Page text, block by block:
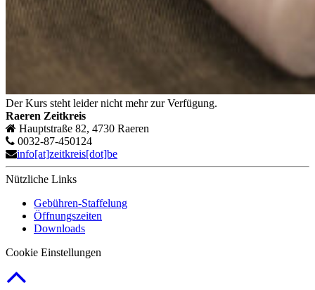
Der Kurs steht leider nicht mehr zur Verfügung.
Raeren Zeitkreis
Hauptstraße 82, 4730 Raeren
0032-87-450124
info[at]zeitkreis[dot]be
Nützliche Links
Gebühren-Staffelung
Öffnungszeiten
Downloads
Cookie Einstellungen